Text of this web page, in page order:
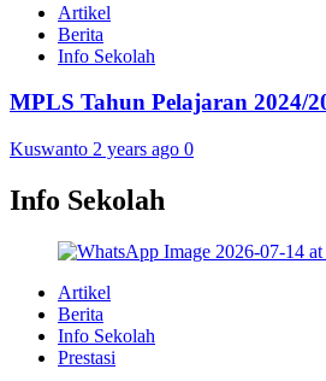
Artikel
Berita
Info Sekolah
MPLS Tahun Pelajaran 2024/
Kuswanto 2 years ago 0
Info Sekolah
Artikel
Berita
Info Sekolah
Prestasi